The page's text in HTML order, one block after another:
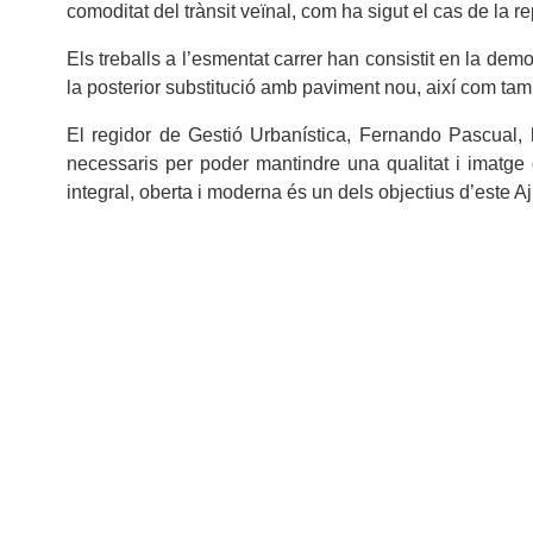
comoditat del trànsit veïnal, com ha sigut el cas de la
Els treballs a l’esmentat carrer han consistit en la
la posterior substitució amb paviment nou, així com
El regidor de Gestió Urbanística, Fernando
necessaris per poder mantindre una qualitat i
integral, oberta i moderna és un dels objectius d’este